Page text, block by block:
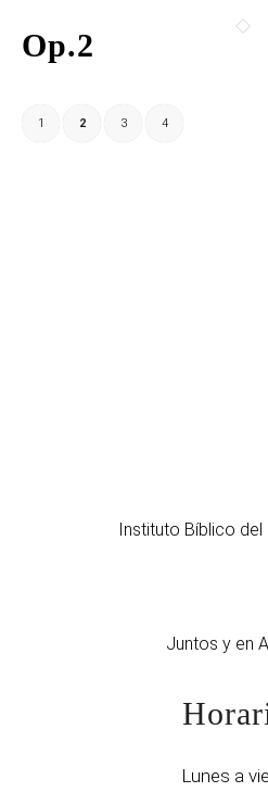
Op.2
1 2 3 4
Instituto Bíblico
Juntos y en
Lunes a